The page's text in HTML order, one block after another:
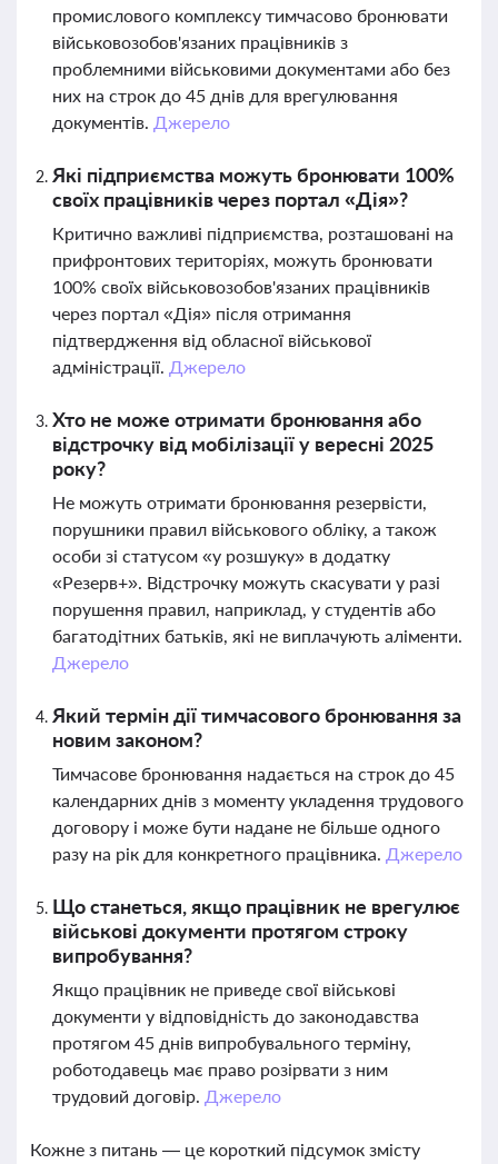
промислового комплексу тимчасово бронювати
військовозобов'язаних працівників з
проблемними військовими документами або без
них на строк до 45 днів для врегулювання
документів. Джерело
Які підприємства можуть бронювати 100%
своїх працівників через портал «Дія»?
Критично важливі підприємства, розташовані на
прифронтових територіях, можуть бронювати
100% своїх військовозобов'язаних працівників
через портал «Дія» після отримання
підтвердження від обласної військової
адміністрації. Джерело
Хто не може отримати бронювання або
відстрочку від мобілізації у вересні 2025
року?
Не можуть отримати бронювання резервісти,
порушники правил військового обліку, а також
особи зі статусом «у розшуку» в додатку
«Резерв+». Відстрочку можуть скасувати у разі
порушення правил, наприклад, у студентів або
багатодітних батьків, які не виплачують аліменти.
Джерело
Який термін дії тимчасового бронювання за
новим законом?
Тимчасове бронювання надається на строк до 45
календарних днів з моменту укладення трудового
договору і може бути надане не більше одного
разу на рік для конкретного працівника. Джерело
Що станеться, якщо працівник не врегулює
військові документи протягом строку
випробування?
Якщо працівник не приведе свої військові
документи у відповідність до законодавства
протягом 45 днів випробувального терміну,
роботодавець має право розірвати з ним
трудовий договір. Джерело
Кожне з питань — це короткий підсумок змісту